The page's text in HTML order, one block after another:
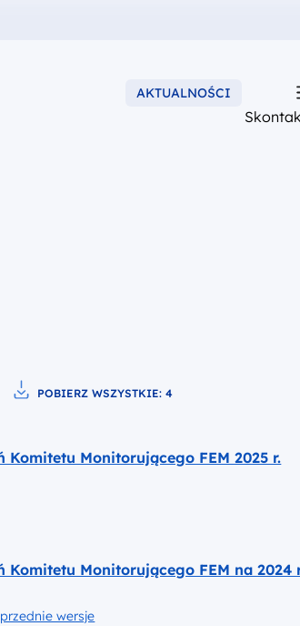
AKTUALNOŚCI
POBIERZ WSZYSTKIE: 4
Komitetu Monitorującego FEM 2025 r.
Komitetu Monitorującego FEM na 2024
wersje